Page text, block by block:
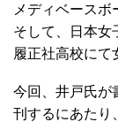
メディベースボ
そして、日本女
履正社高校にて
今回、井戸氏が
刊するにあたり